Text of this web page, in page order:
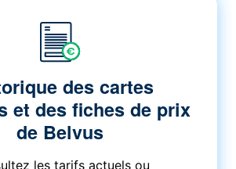
des cartes
et des fiches de prix
de Belvus
les tarifs actuels ou